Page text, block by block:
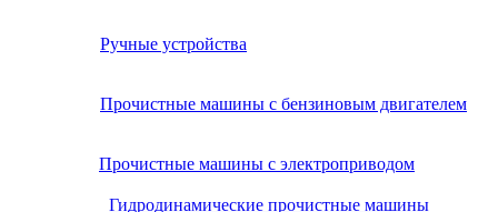
Ручные устройства
Прочистные машины с бензиновым двигателем
Прочистные машины с электроприводом
Гидродинамические прочистные машины